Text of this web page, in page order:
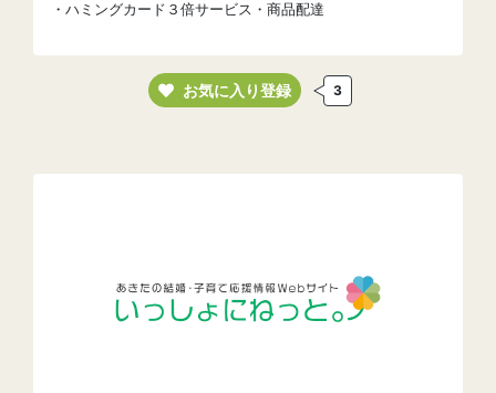
・ハミングカード３倍サービス・商品配達
お気に入り登録 3